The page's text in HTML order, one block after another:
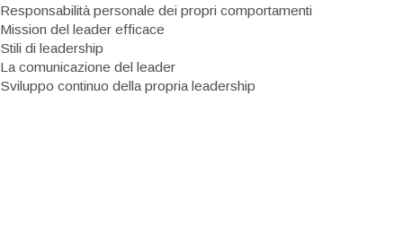
Responsabilità personale dei propri comportamenti
Mission del leader efficace
Stili di leadership
La comunicazione del leader
Sviluppo continuo della propria leadership